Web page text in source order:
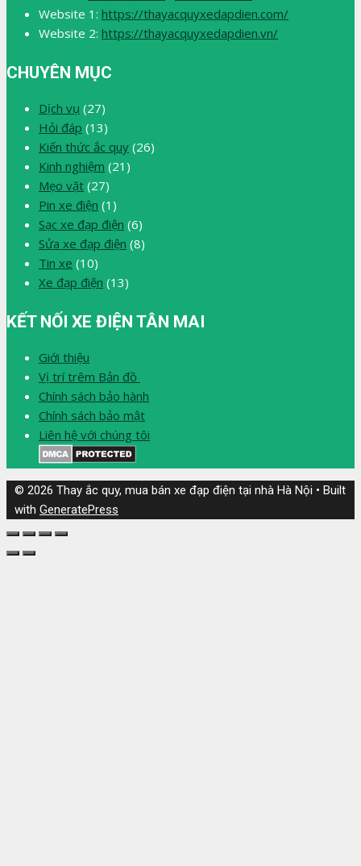
Website 1: https://thayacquyxedapdien.com/
Website 2: https://thayacquyxedapdien.vn/
CHUYÊN MỤC
Dịch vụ (27)
Hỏi đáp (13)
Kiến thức ắc quy (26)
Kinh nghiệm (21)
Mẹo vặt (27)
Pin xe điện (1)
Sạc xe đạp điện (6)
Sửa xe đạp điện (8)
Tin xe (10)
Xe đạp điện (13)
KẾT NỐI XE ĐIỆN TÂN MAI
Giới thiệu
Vị trí trêm Bản đồ
Chính sách bảo hành
Chính sách bảo mật
Liên hệ với chúng tôi
© 2026 Thay ắc quy, mua bán xe đạp điện tại nhà Hà Nội • Built
with GeneratePress